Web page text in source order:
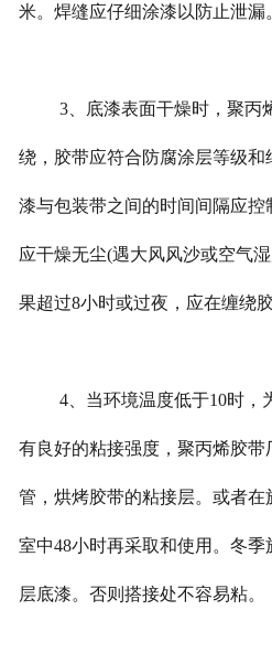
米。焊缝应仔细涂漆以防止泄漏
3、底漆表面干燥时，聚丙
绕，胶带应符合防腐涂层等级
漆与包装带之间的时间间隔应控
应干燥无尘(遇大风风沙或空气
果超过8小时或过夜，应在缠绕
4、当环境温度低于10时，
有良好的粘接强度，聚丙烯胶带
管，烘烤胶带的粘接层。或者在
室中48小时再采取和使用。冬
层底漆。否则搭接处不容易粘。